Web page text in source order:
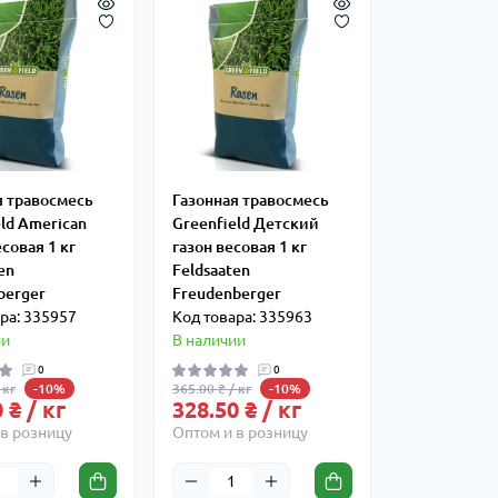
травосмесь
American
1 кг
335957
0
-10%
₴ / кг
розницу
Газонная травосмесь
Greenfield Детский
газон весовая 1 кг
Feldsaaten
Freudenberger
Код товара: 335963
В наличии
0
365.00 ₴ / кг -10%
328.50 ₴ / кг
Оптом и в розницу